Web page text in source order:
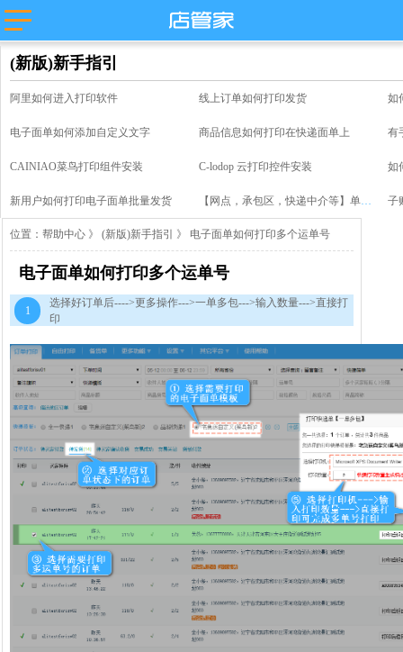
(新版)新手指引
阿里如何进入打印软件 线上订单如何打印发货 如
电子面单如何添加自定义文字 商品信息如何打印在快递面单上 有
CAINIAO菜鸟打印组件安装 C-lodop 云打印控件安装 如
新用户如何打印电子面单批量发货 【网点，承包区，快递中介等】单号分享快递对账教程 子
位置： 帮助中心 》 (新版)新手指引 》 电子面单如何打印多个运单号
电子面单如何打印多个运单号
1
选择好订单后---->更多操作--->一单多包--->输入数量--->直接打
印